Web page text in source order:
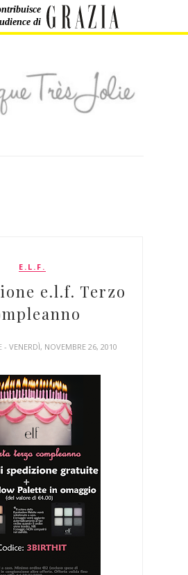
di
E.L.F.
e.l.f. Terzo
- VENERDÌ, NOVEMBRE 26, 2010